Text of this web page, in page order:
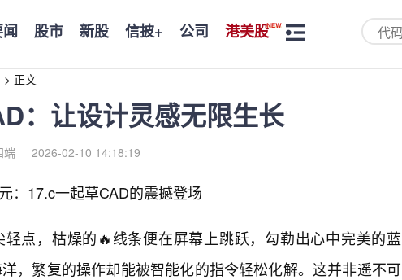
股市 新股 信披+ 公司 港美股
> 正文
：让设计灵感无限生长
端 2026-02-10 14:18:19
：17.c一起草CAD的震撼登场
点，枯燥的🔥线条便在屏幕上跳跃，勾勒出心中完美的蓝
，繁复的操作却能被智能化的指令轻松化解。这并非遥不可